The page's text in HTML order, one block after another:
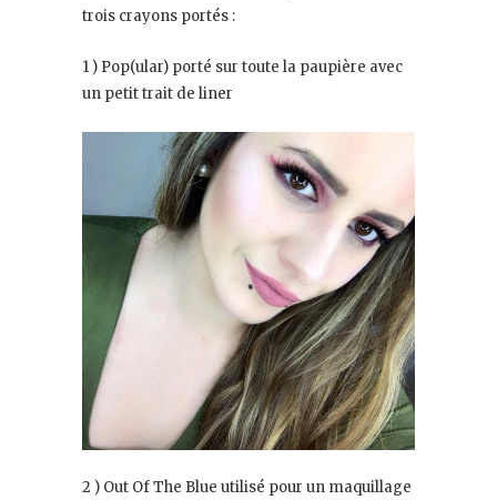
trois crayons portés :
1 ) Pop(ular) porté sur toute la paupière avec
un petit trait de liner
2 ) Out Of The Blue utilisé pour un maquillage